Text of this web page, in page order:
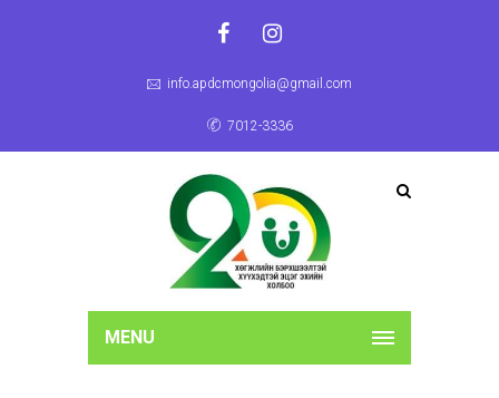
info.apdcmongolia@gmail.com
7012-3336
MENU